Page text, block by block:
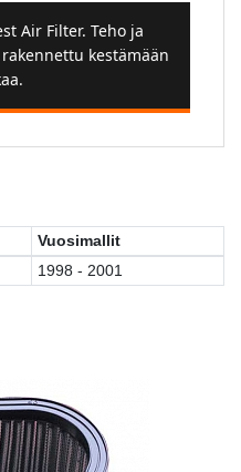
Air Filter. Teho ja
kestämään
Vuosimallit
1998 - 2001